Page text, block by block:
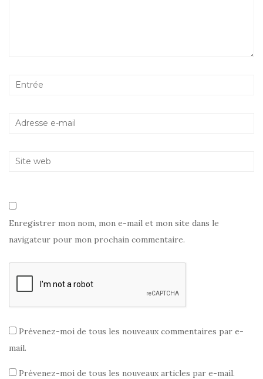
Enregistrer mon nom, mon e-mail et mon site dans le
navigateur pour mon prochain commentaire.
Prévenez-moi de tous les nouveaux commentaires par e-
mail.
Prévenez-moi de tous les nouveaux articles par e-mail.